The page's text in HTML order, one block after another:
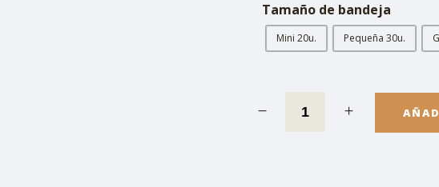
Tamaño de bandeja
Mini 20u. Pequeña 30u.